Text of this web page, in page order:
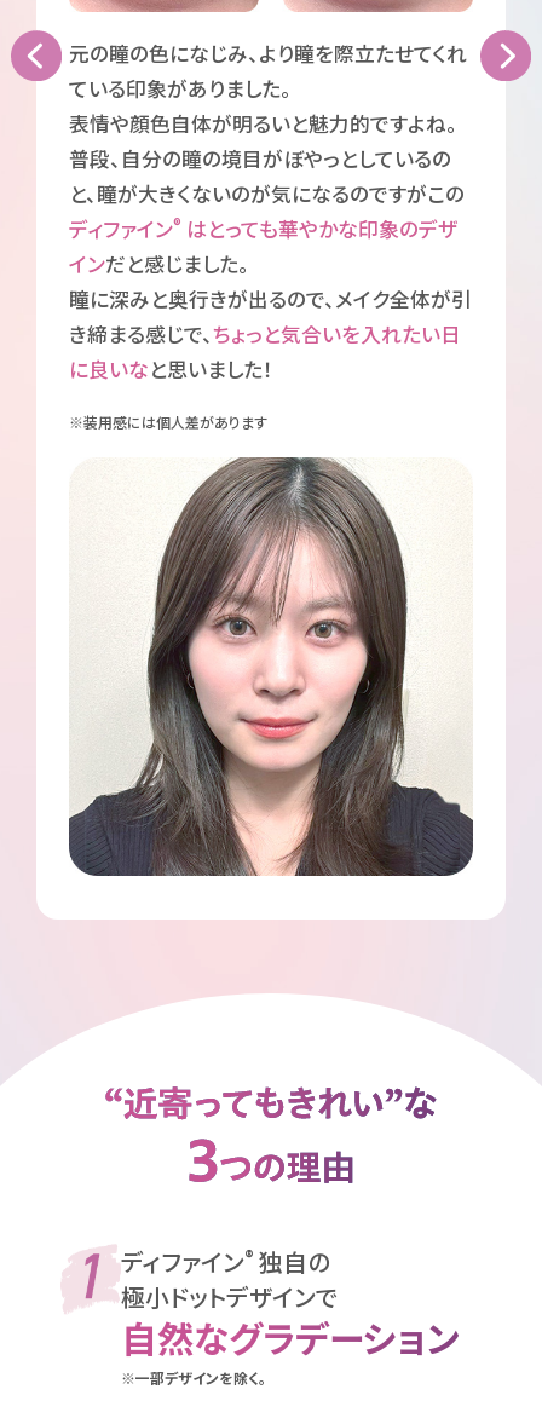
元の瞳の色になじみ、より瞳を際立たせてくれ
ている印象がありました。
表情や顔色自体が明るいと魅力的ですよね。
普段、自分の瞳の境目がぼやっとしているの
と、瞳が大きくないのが気になるのですがこの
ディファイン® はとっても華やかな印象のデザ
インだと感じました。
瞳に深みと奥行きが出るので、メイク全体が引
き締まる感じで、ちょっと気合いを入れたい日
に良いなと思いました！
※装用感には個人差があります
ディファイン® 独自の
極小ドットデザインで
自然なグラデーション
※一部デザインを除く。